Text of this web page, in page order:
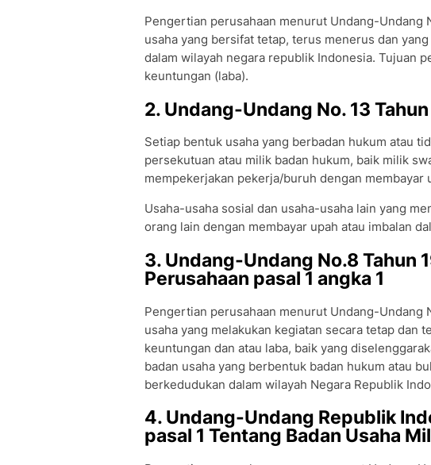
Pengertian perusahaan menurut Undang-Undang
usaha yang bersifat tetap, terus menerus dan
dalam wilayah negara republik Indonesia. Tujuan
keuntungan (laba).
2. Undang-Undang No. 13
Setiap bentuk usaha yang berbadan hukum atau
persekutuan atau milik badan hukum, baik milik
mempekerjakan pekerja/buruh dengan membayar
Usaha-usaha sosial dan usaha-usaha lain yang
orang lain dengan membayar upah atau imbalan
3. Undang-Undang No.8 Tahun
Perusahaan pasal 1 angka 1
Pengertian perusahaan menurut Undang-Undang
usaha yang melakukan kegiatan secara tetap dan
keuntungan dan atau laba, baik yang
badan usaha yang berbentuk badan hukum atau
berkedudukan dalam wilayah Negara Republik
4. Undang-Undang Republik
pasal 1 Tentang Badan Usaha